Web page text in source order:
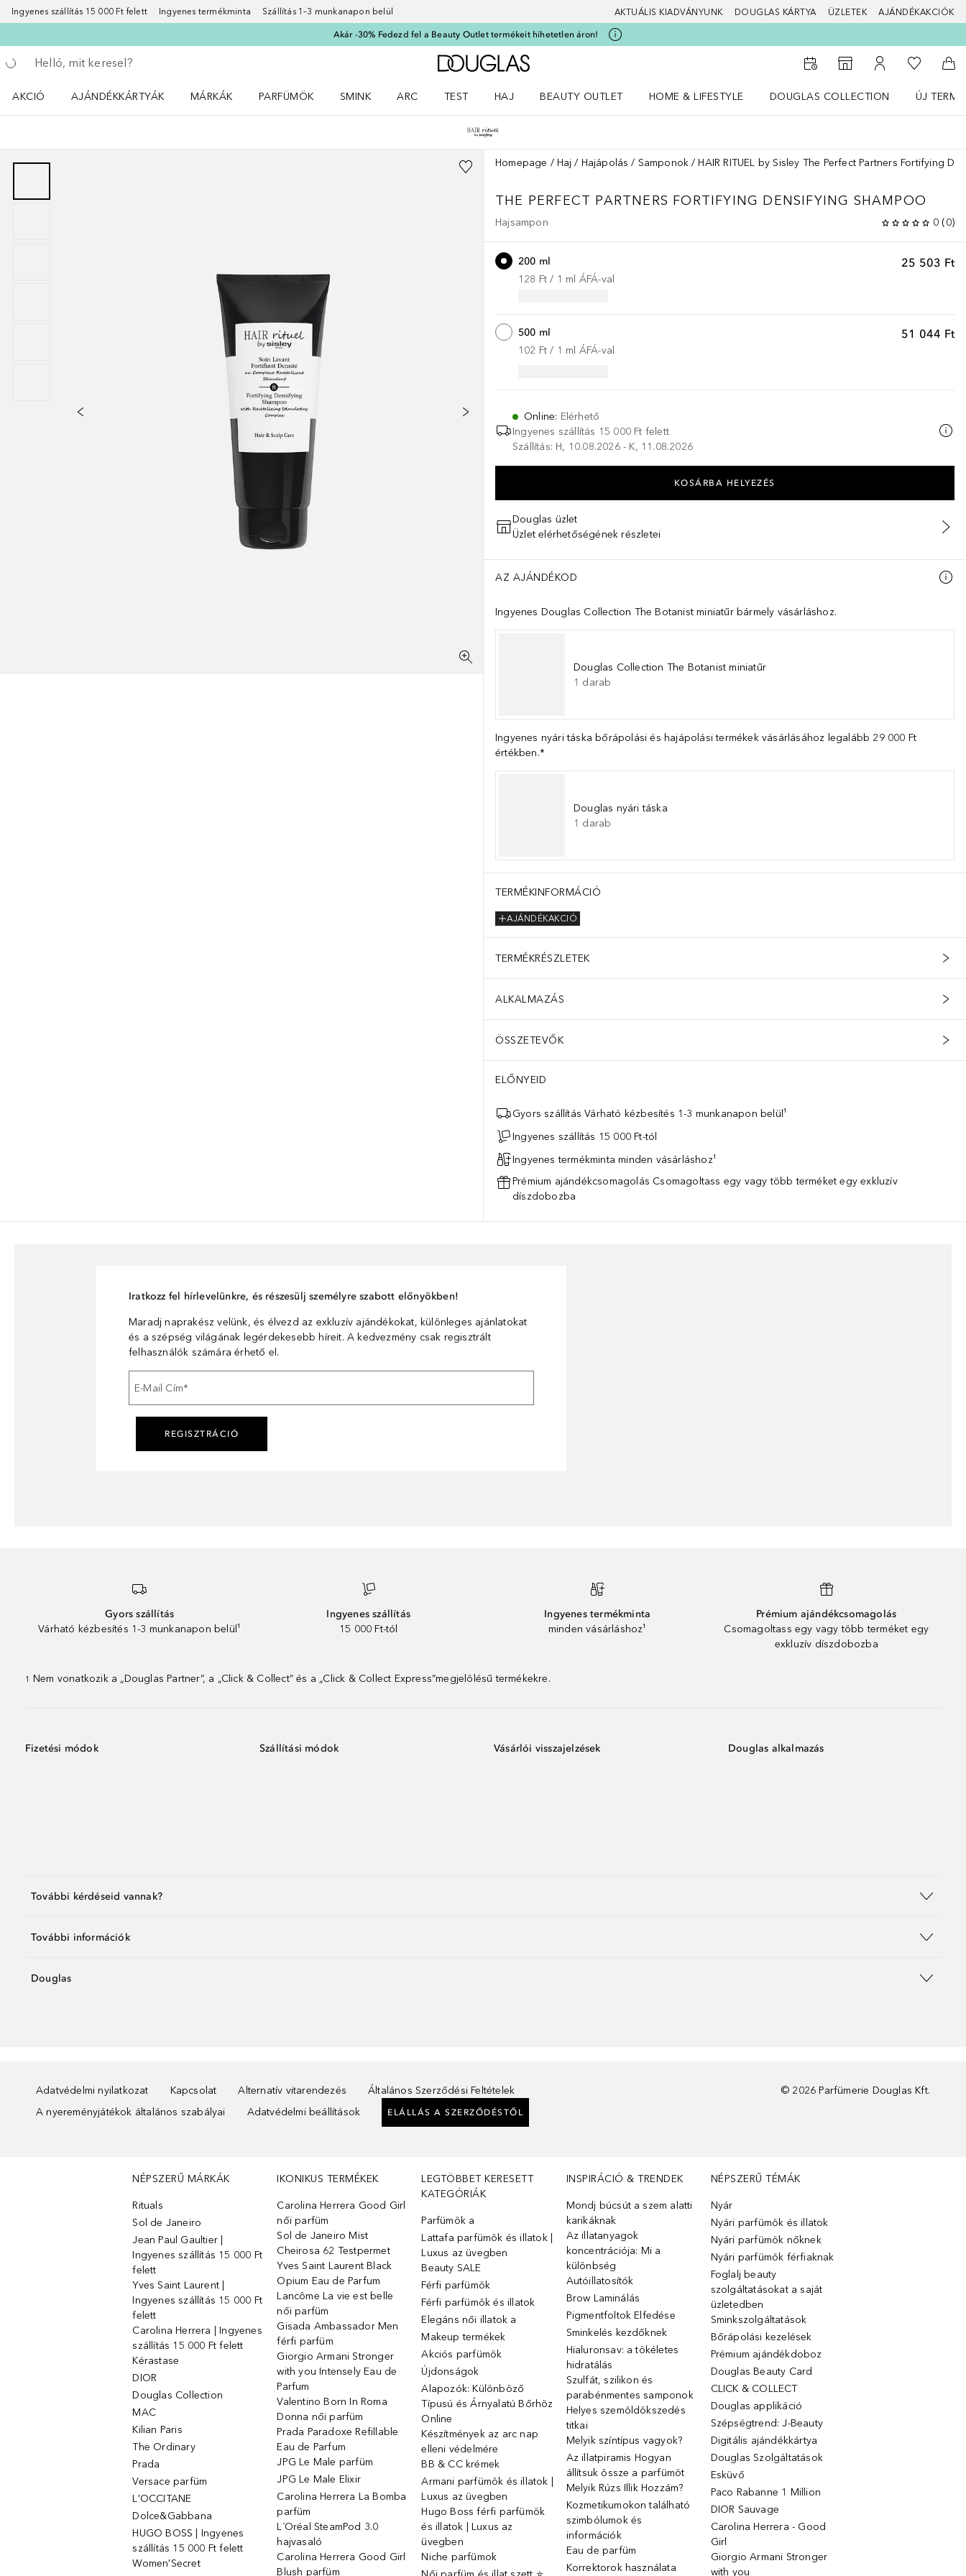
Ingyenes szállítás 15 000 Ft felett Ingyenes termékminta Szállítás 1–3 munkanapon belül AKTUÁLIS KIADVÁNYUNK DOUGLAS KÁRTYA ÜZLETEK AJÁNDÉKAKCIÓK
Akár -30% Fedezd fel a Beauty Outlet termékeit hihetetlen áron!
Menj vissza
Keresés végrehajtása
A Douglas Főoldalra
Az üzletkeresőhöz
A fiókomhoz
A
AKCIÓ
AJÁNDÉKKÁRTYÁK
MÁRKÁK
PARFÜMÖK
SMINK
ARC
TEST
HAJ
BEAUTY OUTLET
HOME & LIFESTYLE
DOUGLAS COLLECTION
ÚJ
Homepage Haj Hajápolás Samponok HAIR RITUEL by Sisley The Perfect Partners Fortifying
THE PERFECT PARTNERS FORTIFYING DENSIFYING SHAMPOO
Hajsampon 0 (0)
25 503 Ft
200 ml
128 Ft / 1 ml ÁFÁ-val
51 044 Ft
500 ml
102 Ft / 1 ml ÁFÁ-val
Online: Elérhető
Ingyenes szállítás 15 000 Ft felett
Szállítás: H, 10.08.2026 - K, 11.08.2026
KOSÁRBA HELYEZÉS
Douglas üzlet
Üzlet elérhetőségének részletei
AZ AJÁNDÉKOD
Ingyenes Douglas Collection The Botanist miniatűr bármely vásárláshoz.
Douglas Collection The Botanist miniatűr
1 darab
Ingyenes nyári táska bőrápolási és hajápolási termékek vásárlásához legalább 29 000 Ft
értékben.*
Douglas nyári táska
1 darab
TERMÉKINFORMÁCIÓ
AJÁNDÉKAKCIÓ
TERMÉKRÉSZLETEK
ALKALMAZÁS
ÖSSZETEVŐK
ELŐNYEID
Gyors szállítás Várható kézbesítés 1-3 munkanapon belül¹
Ingyenes szállítás 15 000 Ft-tól
Ingyenes termékminta minden vásárláshoz¹
Prémium ajándékcsomagolás Csomagoltass egy vagy több terméket egy exkluzív
díszdobozba
Iratkozz fel hírlevelünkre, és részesülj személyre szabott előnyökben!
Maradj naprakész velünk, és élvezd az exkluzív ajándékokat, különleges ajánlatokat
és a szépség világának legérdekesebb híreit. A kedvezmény csak regisztrált
felhasználók számára érhető el.
E-Mail Cím*
REGISZTRÁCIÓ
Gyors szállítás
Várható kézbesítés 1-3 munkanapon belül¹
Ingyenes szállítás
15 000 Ft-tól
Ingyenes termékminta
minden vásárláshoz¹
Prémium ajándékcsomagolás
Csomagoltass egy vagy több terméket egy
exkluzív díszdobozba
1 Nem vonatkozik a „Douglas Partner”, a „Click & Collect” és a „Click & Collect Express”megjelölésű termékekre.
Fizetési módok Szállítási módok Vásárlói visszajelzések Douglas alkalmazás
További kérdéseid vannak?
További információk
Douglas
Adatvédelmi nyilatkozat Kapcsolat Alternatív vitarendezés
Általános Szerződési Feltételek
A nyereményjátékok általános szabályai
Adatvédelmi beállítások ELÁLLÁS A SZERZŐDÉSTŐL
© 2026 Parfümerie Douglas Kft.
NÉPSZERŰ MÁRKÁK
Rituals
Sol de Janeiro
Jean Paul Gaultier |
Ingyenes szállítás 15 000 Ft
felett
Yves Saint Laurent |
Ingyenes szállítás 15 000 Ft
felett
Carolina Herrera | Ingyenes
szállítás 15 000 Ft felett
Kérastase
DIOR
Douglas Collection
MAC
Kilian Paris
The Ordinary
Prada
Versace parfüm
L'OCCITANE
Dolce&Gabbana
HUGO BOSS | Ingyenes
szállítás 15 000 Ft felett
Women'Secret
IKONIKUS TERMÉKEK
Carolina Herrera Good Girl
női parfüm
Sol de Janeiro Mist
Cheirosa 62 Testpermet
Yves Saint Laurent Black
Opium Eau de Parfum
Lancôme La vie est belle
női parfüm
Gisada Ambassador Men
férfi parfüm
Giorgio Armani Stronger
with you Intensely Eau de
Parfum
Valentino Born In Roma
Donna női parfüm
Prada Paradoxe Refillable
Eau de Parfum
JPG Le Male parfüm
JPG Le Male Elixir
Carolina Herrera La Bomba
parfüm
L´Oréal SteamPod 3.0
hajvasaló
Carolina Herrera Good Girl
Blush parfüm
LEGTÖBBET KERESETT
KATEGÓRIÁK
Parfümök ️a
Lattafa parfümök és illatok |
Luxus az üvegben
Beauty SALE
Férfi parfümök
Férfi parfümök és illatok
Elegáns női illatok ️a
Makeup termékek
Akciós parfümök
Újdonságok
Alapozók: Különböző
Típusú és Árnyalatú Bőrhöz
Online
Készítmények az arc nap
elleni védelmére
BB & CC krémek
Armani parfümök és illatok |
Luxus az üvegben
Hugo Boss férfi parfümök
és illatok | Luxus az
üvegben
Niche parfümok
INSPIRÁCIÓ & TRENDEK
Mondj búcsút a szem alatti
karikáknak
Az illatanyagok
koncentrációja: Mi a
különbség
Autóillatosítók
Brow Laminálás
Pigmentfoltok Elfedése
Sminkelés kezdőknek
Hialuronsav: a tökéletes
hidratálás
Szulfát, szilikon és
parabénmentes samponok
Helyes szemöldökszedés
titkai
Melyik színtípus vagyok?
Az illatpiramis Hogyan
állítsuk össze a parfümöt
Melyik Rúzs Illik Hozzám?
Kozmetikumokon található
szimbólumok és
információk
Eau de parfüm
Korrektorok használata
NÉPSZERŰ TÉMÁK
Nyár
Nyári parfümök és illatok
Nyári parfümök nőknek
Nyári parfümök férfiaknak
Foglalj beauty
szolgáltatásokat a saját
üzletedben
Sminkszolgáltatások
Bőrápolási kezelések
Prémium ajándékdoboz
Douglas Beauty Card
CLICK & COLLECT
Douglas applikáció
Szépségtrend: J-Beauty
Digitális ajándékkártya
Douglas Szolgáltatások
Esküvő
Paco Rabanne 1 Million
DIOR Sauvage
Carolina Herrera - Good
Girl
Giorgio Armani Stronger
with you